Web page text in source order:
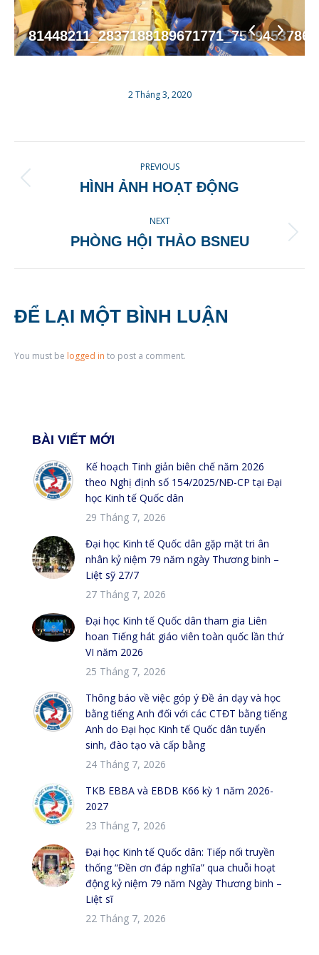
2 Tháng 3, 2020
NAVIGATION
PREVIOUS
Previous
HÌNH ẢNH HOẠT ĐỘNG
NEXT
Next
PHÒNG HỘI THẢO BSNEU
ĐỂ LẠI MỘT BÌNH LUẬN
You must be logged in to post a comment.
BÀI VIẾT MỚI
Kế hoạch Tinh giản biên chế năm 2026
theo Nghị định số 154/2025/NĐ-CP tại Đại
học Kinh tế Quốc dân
29 Tháng 7, 2026
Đại học Kinh tế Quốc dân gặp mặt tri ân
nhân kỷ niệm 79 năm ngày Thương binh –
Liệt sỹ 27/7
27 Tháng 7, 2026
Đại học Kinh tế Quốc dân tham gia Liên
hoan Tiếng hát giáo viên toàn quốc lần thứ
VI năm 2026
25 Tháng 7, 2026
Thông báo về việc góp ý Đề án dạy và học
bằng tiếng Anh đối với các CTĐT bằng tiếng
Anh do Đại học Kinh tế Quốc dân tuyển
sinh, đào tạo và cấp bằng
24 Tháng 7, 2026
TKB EBBA và EBDB K66 kỳ 1 năm 2026-
2027
23 Tháng 7, 2026
Đại học Kinh tế Quốc dân: Tiếp nối truyền
thống “Đền ơn đáp nghĩa” qua chuỗi hoạt
động kỷ niệm 79 năm Ngày Thương binh –
Liệt sĩ
22 Tháng 7, 2026